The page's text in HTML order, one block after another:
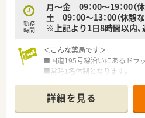
勤務
時間
月～金 09：00～19：00（
土 09：00～13：00（休憩な
※上記より1日8時間以内
＜こんな薬局です＞
■国道195号線沿いにあるドラ
■常時1名体制となります。
■事務の方はいらっしゃいませ
対応しています。
詳細を見る